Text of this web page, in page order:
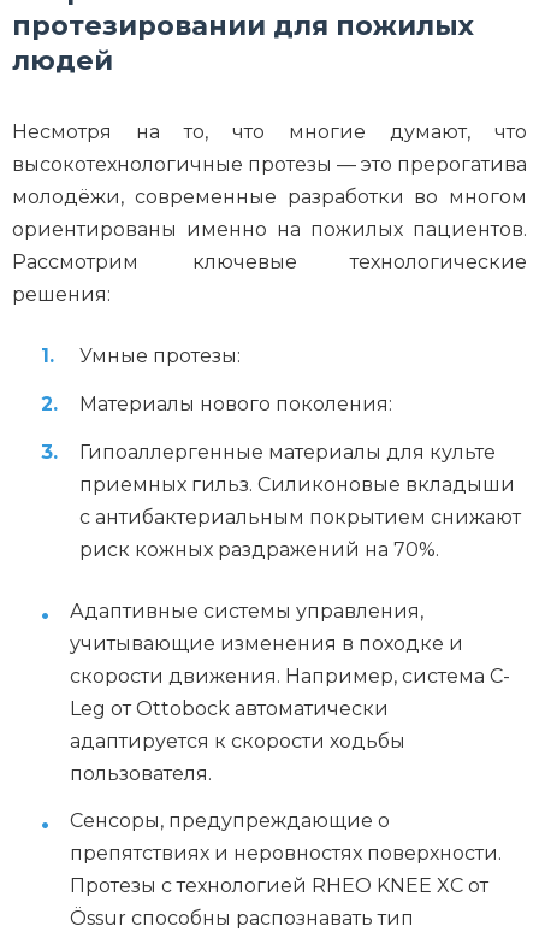
протезировании для пожилых
людей
Несмотря на то, что многие думают, что
высокотехнологичные протезы — это прерогатива
молодёжи, современные разработки во многом
ориентированы именно на пожилых пациентов.
Рассмотрим ключевые технологические
решения:
Умные протезы:
Материалы нового поколения:
Гипоаллергенные материалы для культе
приемных гильз. Силиконовые вкладыши
с антибактериальным покрытием снижают
риск кожных раздражений на 70%.
Адаптивные системы управления,
учитывающие изменения в походке и
скорости движения. Например, система C-
Leg от Ottobock автоматически
адаптируется к скорости ходьбы
пользователя.
Сенсоры, предупреждающие о
препятствиях и неровностях поверхности.
Протезы с технологией RHEO KNEE XC от
Össur способны распознавать тип